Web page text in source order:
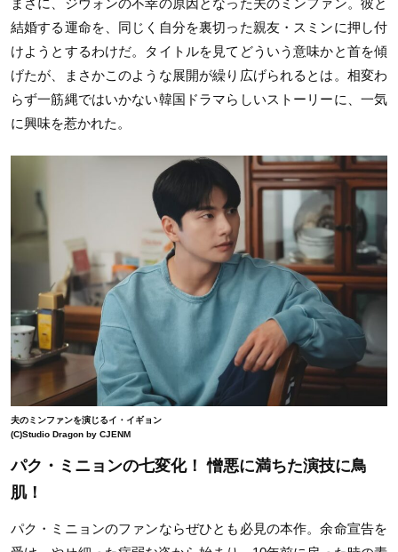
まさに、ジウォンの不幸の原因となった夫のミンファン。彼と
結婚する運命を、同じく自分を裏切った親友・スミンに押し付
けようとするわけだ。タイトルを見てどういう意味かと首を傾
げたが、まさかこのような展開が繰り広げられるとは。相変わ
らず一筋縄ではいかない韓国ドラマらしいストーリーに、一気
に興味を惹かれた。
夫のミンファンを演じるイ・イギョン
(C)Studio Dragon by CJENM
パク・ミニョンの七変化！ 憎悪に満ちた演技に鳥
肌！
パク・ミニョンのファンならぜひとも必見の本作。余命宣告を